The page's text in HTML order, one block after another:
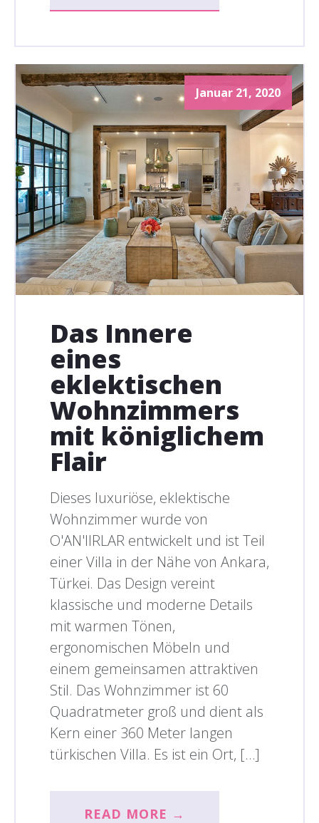
Januar 21, 2020
Das Innere
eines
eklektischen
Wohnzimmers
mit königlichem
Flair
Dieses luxuriöse, eklektische
Wohnzimmer wurde von
O'AN'IIRLAR entwickelt und ist Teil
einer Villa in der Nähe von Ankara,
Türkei. Das Design vereint
klassische und moderne Details
mit warmen Tönen,
ergonomischen Möbeln und
einem gemeinsamen attraktiven
Stil. Das Wohnzimmer ist 60
Quadratmeter groß und dient als
Kern einer 360 Meter langen
türkischen Villa. Es ist ein Ort, […]
READ MORE →